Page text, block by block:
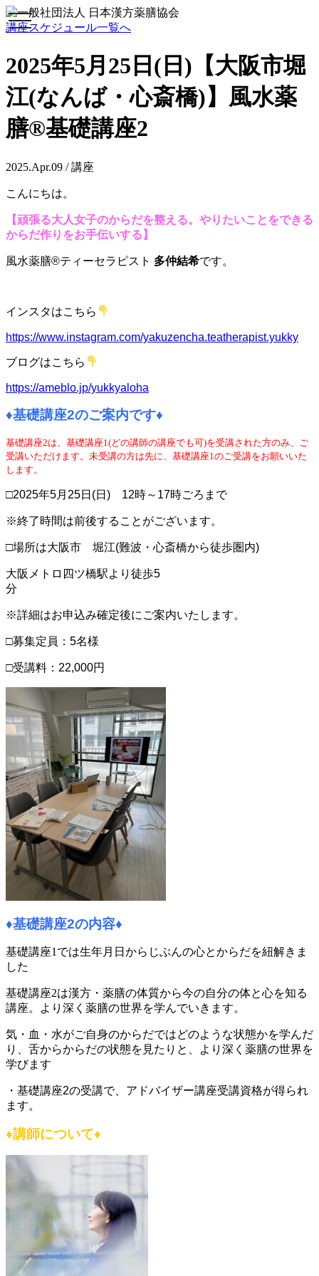
toggle
navigation
講座スケジュール一覧へ
2025年5月25日(日)【大阪市堀
江(なんば・心斎橋)】風水薬
膳®基礎講座2
2025.Apr.09 / 講座
こんにちは。
【頑張る大人女子のからだを整える。やりたいことをできる
からだ作りをお手伝いする 】
風水薬膳®ティーセラピスト 多仲結希です。
インスタはこちら
https://www.instagram.com/yakuzencha.teatherapist.yukky
ブログはこちら
https://ameblo.jp/yukkyaloha
♦基礎講座2のご案内です♦
基礎講座2は、基礎講座1(どの講師の講座でも可)を受講された方のみ、ご
受講いただけます。 未受講の方は先に、基礎講座1のご受講をお願いいた
します。
□2025年5月25日(日) 12時～17時ごろまで
※終了時間は前後することがございます。
□場所は大阪市 堀江(難波・心斎橋から徒歩圏内)
大阪メトロ四ツ橋駅より徒歩5
分
※詳細はお申込み確定後にご案内いたします。
□募集定員：5名様
□受講料：22,000円
♦基礎講座2の内容♦
基礎講座1では生年月日からじぶんの心とからだを紐解きま
した
基礎講座2は漢方・薬膳の体質から今の自分の体と心を知る
講座。より深く薬膳の世界を学んでいきます。
気・血・水がご自身のからだではどのような状態かを学んだ
り、舌からからだの状態を見たりと、より深く薬膳の世界を
学びます
・基礎講座2の受講で、アドバイザー講座受講資格が得られ
ます。
♦講師について♦